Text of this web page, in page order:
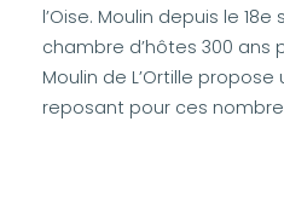
l’Oise. Moulin depuis le
chambre d’hôtes 300 ans
Moulin de L’Ortille propose
reposant pour ces